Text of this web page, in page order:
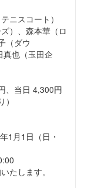
ニスコート）
）、森本華（ロ
（ダウ
也（玉田企
、当日 4,300円
1月1日（日・
たします。